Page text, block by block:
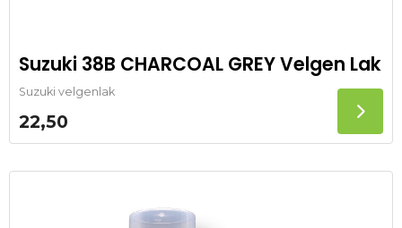
Suzuki 38B CHARCOAL GREY Velgen Lak
Suzuki velgenlak
22,50